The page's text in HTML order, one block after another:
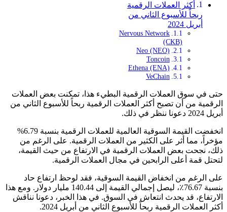
أكثر العملات الرقمية
ربحاً للأسبوع الثاني من
أبريل 2024
Nervous Network
(CKB)
Neo (NEO)
Toncoin
Ethena (ENA)
VeChain
حتى في سوق العملات الرقمية البطيء هذا، تمكنت بعض العملات
الرقمية من أن تصبح أكثر العملات الرقمية ربحاً للأسبوع الثاني من
أبريل 2024 دعونا ننظر في ذلك.
انخفضت القيمة السوقية العالمية للعملات الرقمية بنسبة 6.79%
مؤخراً، مما أثر على الكثير من العملات الرقمية. على الرغم من
ذلك، نجحت بعض العملات الرقمية في الارتفاع من حيث القيمة،
لتحتل قمة أعلى الرابحين في مجال العملات الرقمية.
على الرغم من انخفاض القيمة السوقية، فقد لوحظ ارتفاع حاد
بنسبة 76.67٪، ليصل إجمالي القيمة إلى 140.44 مليار دولار. ومع هذا
الارتفاع، قد يحدث انتعاش في السوق. في هذا الخبر، دعونا نناقش
أكثر العملات الرقمية ربحاً للأسبوع الثاني من أبريل 2024.